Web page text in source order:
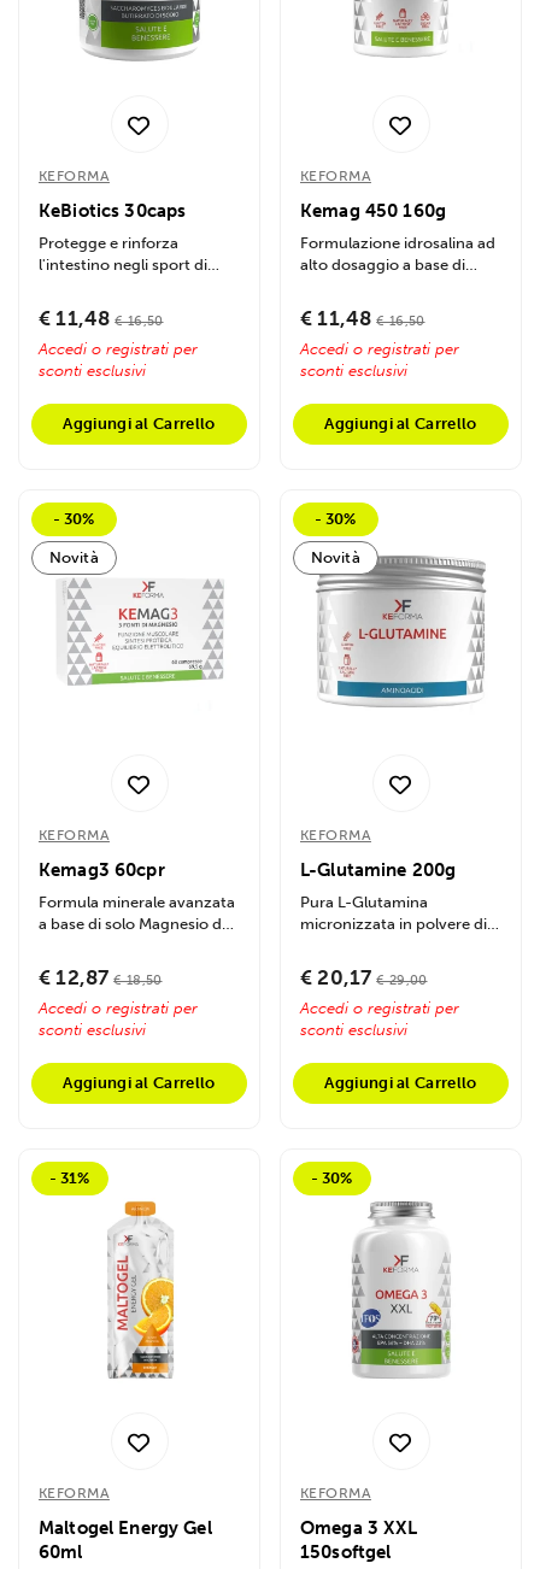
KEFORMA
KeBiotics 30caps
Protegge e rinforza
l'intestino negli sport di
€ 11,48 € 16,50
Accedi o registrati per
sconti esclusivi
Aggiungi al Carrello
KEFORMA
Kemag 450 160g
Formulazione idrosalina ad
alto dosaggio a base di
assimilabili....
€ 11,48 € 16,50
Accedi o registrati per
sconti esclusivi
Aggiungi al Carrello
- 30%
Novità
KEFORMA
Kemag3 60cpr
Formula minerale avanzata
a base di solo Magnesio da
Formulato...
€ 12,87 € 18,50
Accedi o registrati per
sconti esclusivi
Aggiungi al Carrello
- 30%
Novità
KEFORMA
L-Glutamine 200g
Pura L-Glutamina
micronizzata in polvere di
per...
€ 20,17 € 29,00
Accedi o registrati per
sconti esclusivi
Aggiungi al Carrello
- 31%
KEFORMA
Maltogel Energy Gel
60ml
- 30%
KEFORMA
Omega 3 XXL
150softgel